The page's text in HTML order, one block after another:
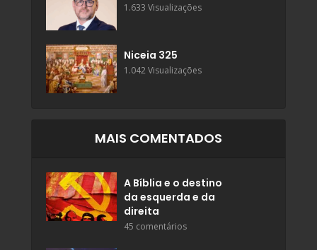
1.633 Visualizações
Niceia 325
1.042 Visualizações
MAIS COMENTADOS
A Bíblia e o destino
da esquerda e da
direita
45 comentários